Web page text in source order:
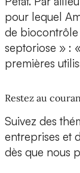
pour lequel
de biocontrôle
septoriose » :
premières
Restez au
Suivez des
entreprises et
dès que nous